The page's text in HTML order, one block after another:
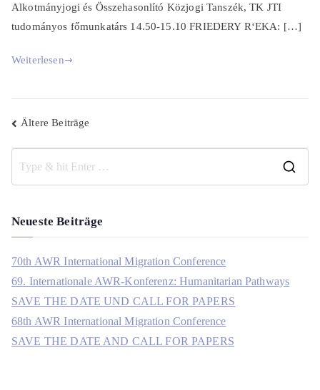
Alkotmányjogi és Összehasonlító Közjogi Tanszék, TK JTI
tudományos főmunkatárs 14.50-15.10 FRIEDERY R‘EKA: […]
Weiterlesen
Beitragsnavigation
Ältere Beiträge
Neueste Beiträge
70th AWR International Migration Conference
69. Internationale AWR-Konferenz: Humanitarian Pathways
SAVE THE DATE UND CALL FOR PAPERS
68th AWR International Migration Conference
SAVE THE DATE AND CALL FOR PAPERS